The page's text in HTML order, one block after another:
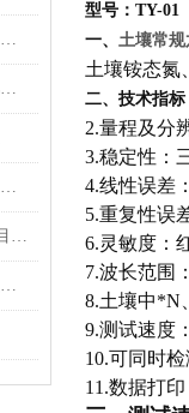
土壤养分速测仪在土壤测试方面能够确保测土的准确性
用土壤养分检测仪系统数据化的施肥种植方案
如何使用土壤养分速测仪能保证其良好的工作状态？
快检试剂包（水质）TY-600S可选项目量程规格
快检试剂包（含常见土壤重金属快检）招标参数
型号：TY-01
一、 土壤常
土壤铵态氮
二、技术指标
2.量程及分
3.稳定性：
4.线性误差
5.重复性误
6.灵敏度：
7.波长范围
8.土壤中*N
9.测试速度
10.可同时
11.数据打